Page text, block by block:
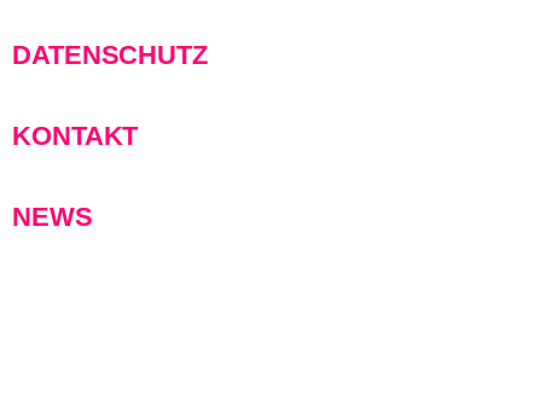
DATENSCHUTZ
KONTAKT
NEWS